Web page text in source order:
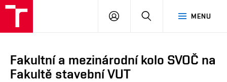
Brno
MENU
PŘIHLÁSIT
Fakultní a mezinárodní kolo SVOČ na
Fakultě stavební VUT